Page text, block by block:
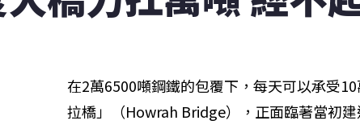
在2萬6500噸鋼鐵的包覆下，每天可以承受
拉橋」（Howrah Bridge），正面臨著當初